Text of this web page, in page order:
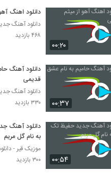
Pasha Behtar Az To
۲۸۲ بازدید
آهنگ نفهمیدم چی شد از
۵۳۷ بازدید
۶۹۹ بازدید
آهنگ رضا یزدانی بنام حقم
۳۹۴ بازدید
۰۰:۲۰
دانلود اهنگ
۴۶۸ بازدید
۰۰:۳۷
دانلود آهنگ
قدیمی
۳۳۰ بازدید
۰۰:۵۴
دانلود آهنگ
به نام گل مریم
موزیک قیر -
۳۰۰ بازدید